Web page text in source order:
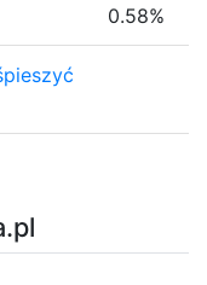
0.58%